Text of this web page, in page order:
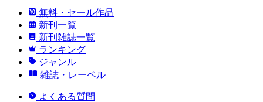
無料・セール作品
新刊一覧
新刊雑誌一覧
ランキング
ジャンル
雑誌・レーベル
よくある質問